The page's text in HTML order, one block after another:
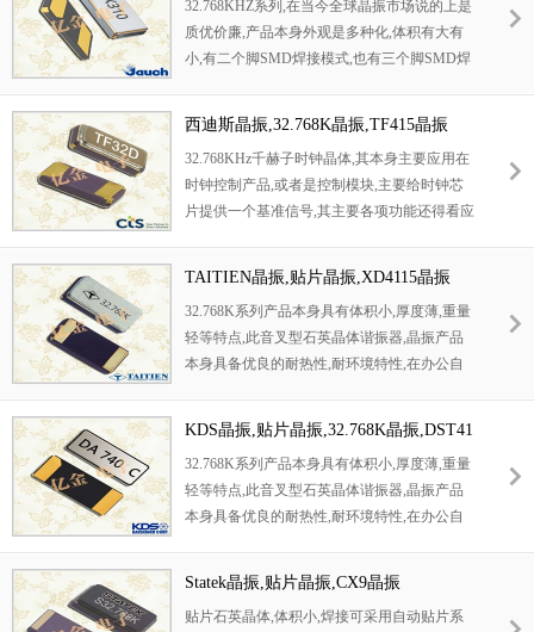
器外壳更好的耐冲击性.
广阔,比如多种电子消费类,手机应用,蓝牙多功
能播放器,无线通讯产品,平板电脑等多个领域,
因32.768KHZ晶体本身外观款式多元化,所以适
晶体本身有重量轻,体积小,超薄型等多种优势,
32.768KHZ系列,在当今全球晶振市场说的上是
质优价廉,产品本身外观是多种化,体积有大有
小,有二个脚SMD焊接模式,也有三个脚SMD焊
模式的32.768KHZ晶体系列,产品应用范围非常
广阔,比如多种电子消费类,手机应用,蓝牙多功
能播放器,无线通讯产品,平板电脑等多个领域,
因32.768KHZ晶体本身外观款式多元化,所以适
晶体本身有重量轻,体积小,超薄型等多种优势,
西迪斯晶振,32.768K晶振,TF415晶振
32.768KHz千赫子时钟晶体,其本身主要应用在
时钟控制产品,或者是控制模块,主要给时钟芯
片提供一个基准信号,其主要各项功能还得看应
良的耐热性,耐环境特性,可发挥晶振优良的电
气特性,符合RoHS规定,满足无铅焊接的高温回
流温度曲线要求,金属外壳的封装使得产品在封
装时能发挥比陶瓷谐振器外壳更好的耐冲击性.
TAITIEN晶振,贴片晶振,XD4115晶振
32.768K系列产品本身具有体积小,厚度薄,重量
轻等特点,此音叉型石英晶体谐振器,晶振产品
本身具备优良的耐热性,耐环境特性,在办公自
度曲线要求,金属外壳的石英晶振使得产品在封
装时能发挥比陶瓷晶振外壳更好的耐冲击性能.
KDS晶振,贴片晶振,32.768K晶振,DST41
0S晶振
32.768K系列产品本身具有体积小,厚度薄,重量
轻等特点,此音叉型石英晶体谐振器,晶振产品
本身具备优良的耐热性,耐环境特性,在办公自
度曲线要求,金属外壳的石英晶振使得产品在封
装时能发挥比陶瓷晶振外壳更好的耐冲击性能.
Statek晶振,贴片晶振,CX9晶振
贴片石英晶体,体积小,焊接可采用自动贴片系